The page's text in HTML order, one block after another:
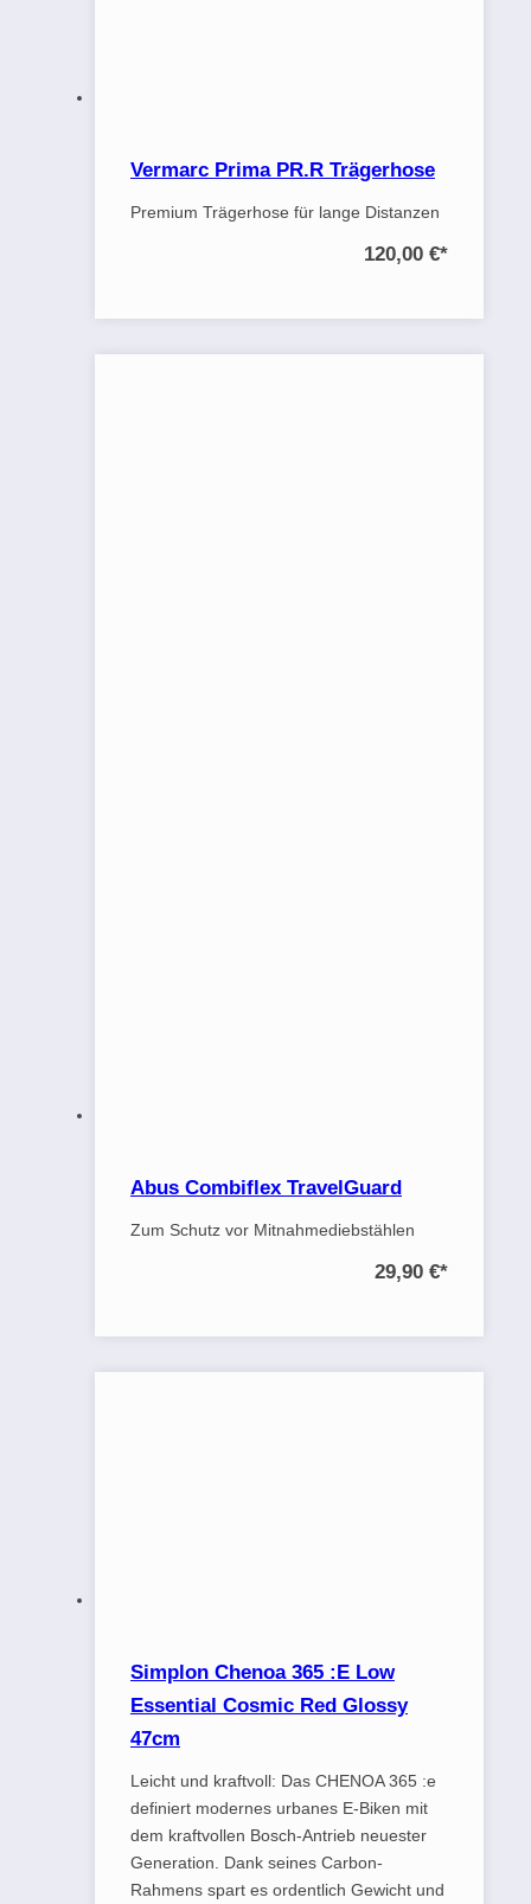
Vermarc Prima PR.R Trägerhose
Premium Trägerhose für lange Distanzen
120,00 €*
Abus Combiflex TravelGuard
Zum Schutz vor Mitnahmediebstählen
29,90 €*
Simplon Chenoa 365 :E Low
Essential Cosmic Red Glossy
47cm
Leicht und kraftvoll: Das CHENOA 365 :e
definiert modernes urbanes E-Biken mit
dem kraftvollen Bosch-Antrieb neuester
Generation. Dank seines Carbon-
Rahmens spart es ordentlich Gewicht und